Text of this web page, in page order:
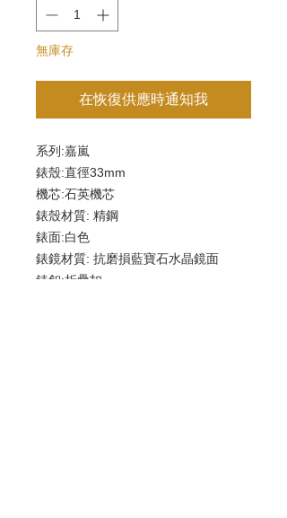
無庫存
在恢復供應時通知我
系列:嘉嵐
錶殼:直徑33mm
機芯:石英機芯
錶殼材質: 精鋼
錶面:白色
錶鏡材質: 抗磨損藍寶石水晶鏡面
錶釦:折疊扣